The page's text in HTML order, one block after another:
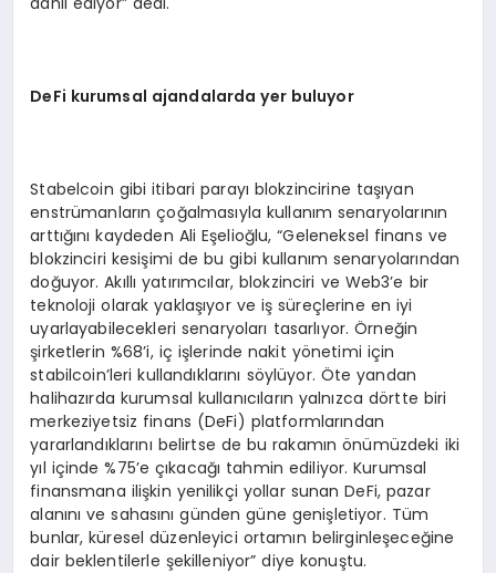
DeFi kurumsal ajandalarda yer buluyor
Stabelcoin gibi itibari parayı blokzincirine taşıyan
enstrümanların çoğalmasıyla kullanım senaryolarının
arttığını kaydeden Ali Eşelioğlu, “Geleneksel finans ve
blokzinciri kesişimi de bu gibi kullanım senaryolarından
doğuyor. Akıllı yatırımcılar, blokzinciri ve Web3’e bir
teknoloji olarak yaklaşıyor ve iş süreçlerine en iyi
uyarlayabilecekleri senaryoları tasarlıyor. Örneğin
şirketlerin %68’i, iç işlerinde nakit yönetimi için
stabilcoin’leri kullandıklarını söylüyor. Öte yandan
halihazırda kurumsal kullanıcıların yalnızca dörtte biri
merkeziyetsiz finans (DeFi) platformlarından
yararlandıklarını belirtse de bu rakamın önümüzdeki iki
yıl içinde %75’e çıkacağı tahmin ediliyor. Kurumsal
finansmana ilişkin yenilikçi yollar sunan DeFi, pazar
alanını ve sahasını günden güne genişletiyor. Tüm
bunlar, küresel düzenleyici ortamın belirginleşeceğine
dair beklentilerle şekilleniyor” diye konuştu.